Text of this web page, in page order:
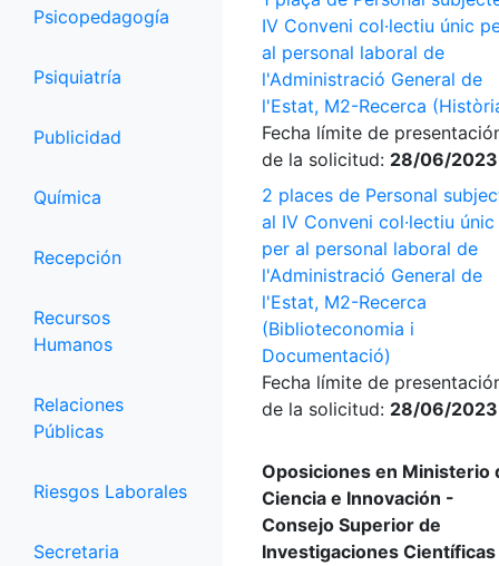
Psicopedagogía
Psiquiatría
Publicidad
Química
Recepción
Recursos
Humanos
Relaciones
Públicas
Riesgos Laborales
Secretaria
IV Conveni col·lectiu únic
al personal laboral de
l'Administració General de
l'Estat, M2-Recerca
Fecha límite de
de la solicitud: 28/06/2023
2 places de Personal
al IV Conveni col·lectiu únic
per al personal laboral de
l'Administració General de
l'Estat, M2-Recerca
(Biblioteconomia i
Documentació)
Fecha límite de
de la solicitud: 28/06/2023
Oposiciones en Ministerio
Ciencia e Innovación -
Consejo Superior de
Investigaciones Científicas